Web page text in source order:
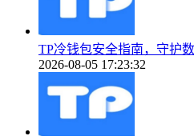
TP冷钱包安全指南，守护
2026-08-05 17:23:32